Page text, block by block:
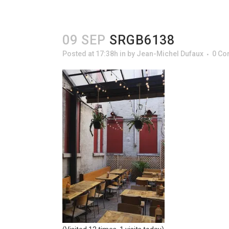
09 SEP SRGB6138
Posted at 17:38h in by Jean-Michel Dufaux 0